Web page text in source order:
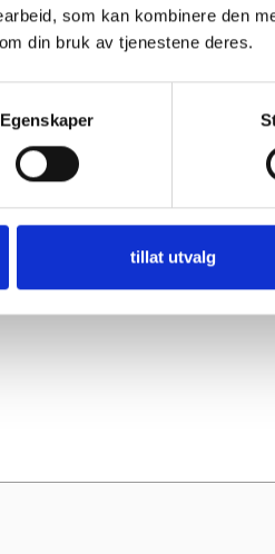
som kan kombinere den
din bruk av tjenestene deres.
Egenskaper
tillat utvalg